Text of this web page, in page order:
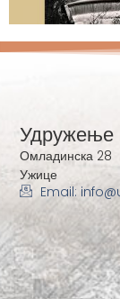
Удружење
Омладинска 28
Ужице
Email: